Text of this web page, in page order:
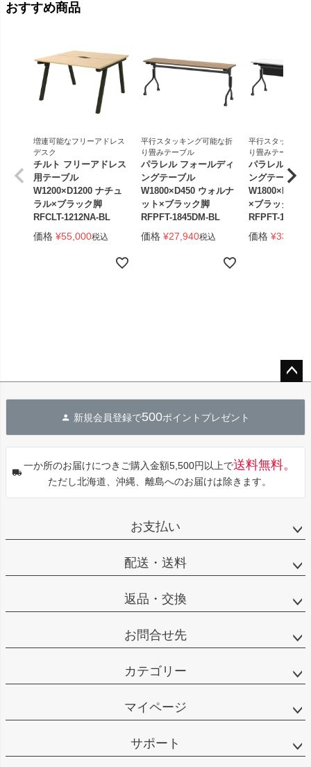
おすすめ商品
増連可能なフリーアドレス
デスク
チルト フリーアドレス
用テーブル
W1200×D1200 ナチュ
ラル×ブラック脚
RFCLT-1212NA-BL
価格 ¥55,000税込
平行スタッキング可能な折
り畳みテーブル
パラレル フォールディ
ングテーブル
W1800×D450 ウォルナ
ット×ブラック脚
RFPFT-1845DM-BL
価格 ¥27,940税込
平行スタッキン
り畳みテーブル
パラレル フォ
ングテーブル
W1800×D450
×ブラック脚
RFPFT-
価格 ¥33,440
へ
新規会員登録で500ポイントプレゼント
一か所のお届けにつきご購入金額5,500円以上で送料無料。
ただし北海道、沖縄、離島へのお届けは除きます。
お支払い
配送・送料
返品・交換
お問合せ先
カテゴリー
マイページ
サポート